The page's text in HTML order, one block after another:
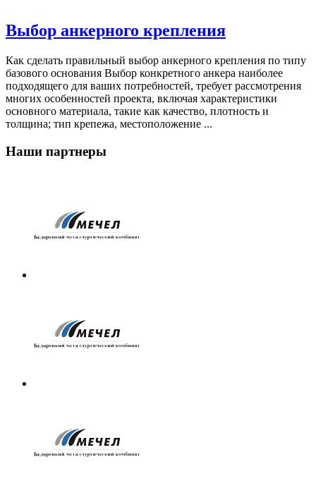
Выбор анкерного крепления
Как сделать правильный выбор анкерного крепления по типу
базового основания Выбор конкретного анкера наиболее
подходящего для ваших потребностей, требует рассмотрения
многих особенностей проекта, включая характеристики
основного материала, такие как качество, плотность и
толщина; тип крепежа, местоположение ...
Наши партнеры